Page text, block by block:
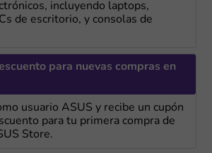
incluyendo laptops,
de escritorio, y consolas de
para nuevas compras en
usuario ASUS y recibe un cupón
para tu primera compra de
Store.